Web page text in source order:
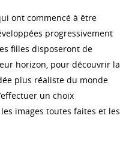
ont commencé à être
progressivement
filles disposeront de
horizon, pour découvrir la
plus réaliste du monde
un choix
images toutes faites et les